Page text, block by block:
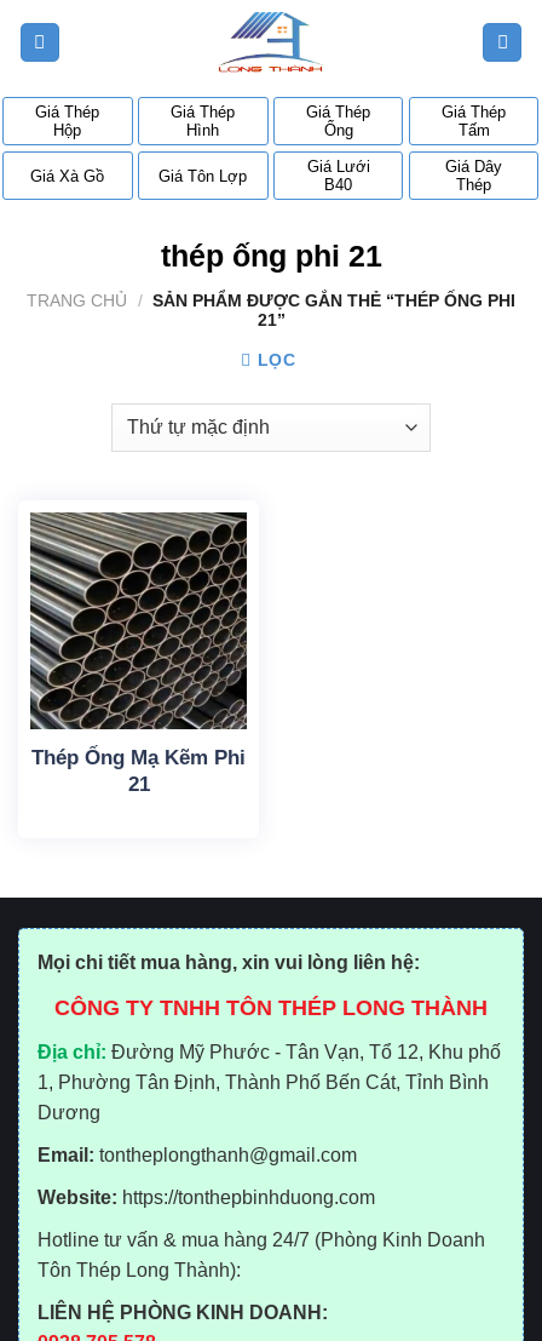
dungGiá Thép
Hộp
Giá Thép
Hình
Giá Thép
Ống
Giá Thép
Tấm
Giá Xà Gồ Giá Tôn Lợp
Giá Lưới
B40
Giá Dây
Thép
thép ống phi 21
TRANG CHỦ / SẢN PHẨM ĐƯỢC GẮN THẺ “THÉP ỐNG PHI
21”
LỌC
Thép Ống Mạ Kẽm Phi
21
Mọi chi tiết mua hàng, xin vui lòng liên hệ:
CÔNG TY TNHH TÔN THÉP LONG THÀNH
Địa chỉ: Đường Mỹ Phước - Tân Vạn, Tổ 12, Khu phố
1, Phường Tân Định, Thành Phố Bến Cát, Tỉnh Bình
Dương
Email: tontheplongthanh@gmail.com
Website: https://tonthepbinhduong.com
Hotline tư vấn & mua hàng 24/7 (Phòng Kinh Doanh
Tôn Thép Long Thành):
LIÊN HỆ PHÒNG KINH DOANH: